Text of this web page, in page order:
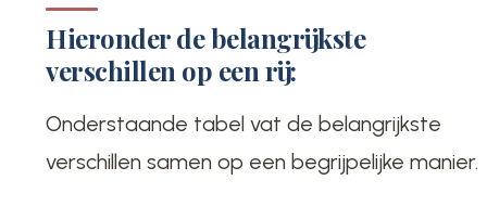
Hieronder de belangrijkste
verschillen op een rij:
Onderstaande tabel vat de belangrijkste
verschillen samen op een begrijpelijke manier.